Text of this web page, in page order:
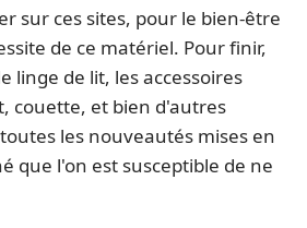
sur ces sites, pour le bien-être
de ce matériel. Pour finir,
linge de lit, les accessoires
couette, et bien d'autres
les nouveautés mises en
que l'on est susceptible de ne